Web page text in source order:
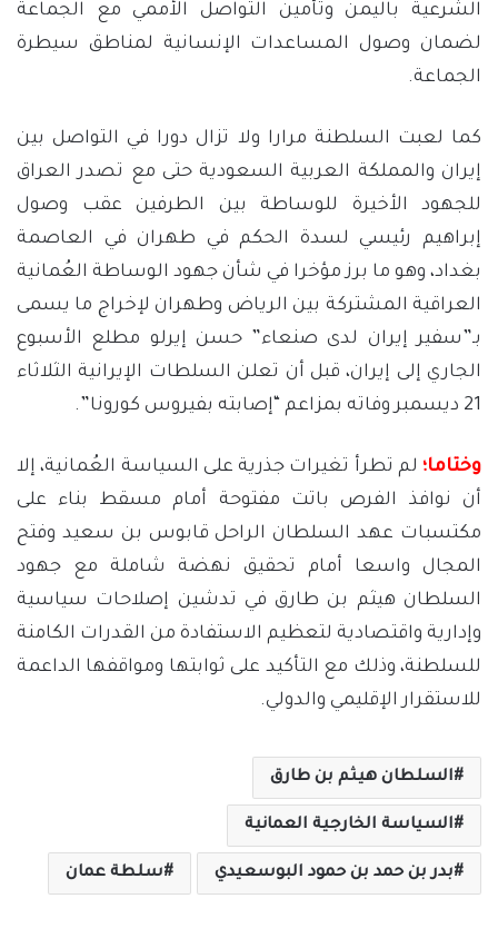
الشرعية باليمن وتأمين التواصل الأممي مع الجماعة
لضمان وصول المساعدات الإنسانية لمناطق سيطرة
الجماعة.
كما لعبت السلطنة مرارا ولا تزال دورا في التواصل بين
إيران والمملكة العربية السعودية حتى مع تصدر العراق
للجهود الأخيرة للوساطة بين الطرفين عقب وصول
إبراهيم رئيسي لسدة الحكم في طهران في العاصمة
بغداد، وهو ما برز مؤخرا في شأن جهود الوساطة العُمانية
العراقية المشتركة بين الرياض وطهران لإخراج ما يسمى
بـ”سفير إيران لدى صنعاء” حسن إيرلو مطلع الأسبوع
الجاري إلى إيران، قبل أن تعلن السلطات الإيرانية الثلاثاء
21 ديسمبر وفاته بمزاعم “إصابته بفيروس كورونا”.
وختاما؛ لم تطرأ تغيرات جذرية على السياسة العُمانية، إلا
أن نوافذ الفرص باتت مفتوحة أمام مسقط بناء على
مكتسبات عهد السلطان الراحل قابوس بن سعيد وفتح
المجال واسعا أمام تحقيق نهضة شاملة مع جهود
السلطان هيثم بن طارق في تدشين إصلاحات سياسية
وإدارية واقتصادية لتعظيم الاستفادة من القدرات الكامنة
للسلطنة، وذلك مع التأكيد على ثوابتها ومواقفها الداعمة
للاستقرار الإقليمي والدولي.
السلطان هيثم بن طارق
السياسة الخارجية العمانية
بدر بن حمد بن حمود البوسعيدي سلطة عمان